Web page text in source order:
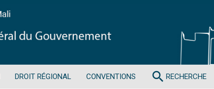
DROIT RÉGIONAL CONVENTIONS search RECHERCHE